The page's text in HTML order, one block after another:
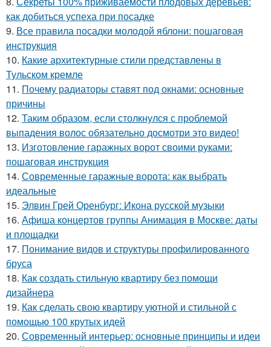
как добиться успеха при посадке
9. Все правила посадки молодой яблони: пошаговая
инструкция
10. Какие архитектурные стили представлены в
Тульском кремле
11. Почему радиаторы ставят под окнами: основные
причины
12. Таким образом, если столкнулся с проблемой
выпадения волос обязательно досмотри это видео!
13. Изготовление гаражных ворот своими руками:
пошаговая инструкция
14. Современные гаражные ворота: как выбрать
идеальные
15. Элвин Грей Оренбург: Икона русской музыки
16. Афиша концертов группы Анимация в Москве: даты
и площадки
17. Понимание видов и структуры профилированного
бруса
18. Как создать стильную квартиру без помощи
дизайнера
19. Как сделать свою квартиру уютной и стильной с
помощью 100 крутых идей
20. Современный интерьер: основные принципы и идеи